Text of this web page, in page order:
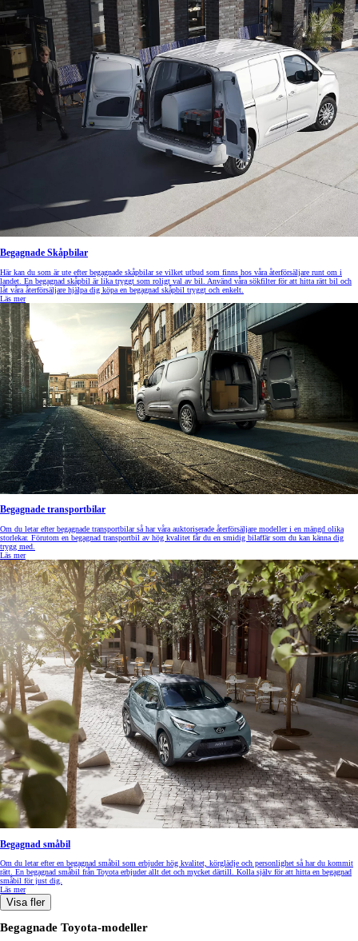
Begagnade Skåpbilar
Här kan du som är ute efter begagnade skåpbilar se vilket utbud som finns hos våra återförsäljare runt om i
landet. En begagnad skåpbil är lika tryggt som roligt val av bil. Använd våra sökfilter för att hitta rätt bil och
låt våra återförsäljare hjälpa dig köpa en begagnad skåpbil tryggt och enkelt.
Läs mer
Begagnade transportbilar
Om du letar efter begagnade transportbilar så har våra auktoriserade återförsäljare modeller i en mängd olika
storlekar. Förutom en begagnad transportbil av hög kvalitet får du en smidig bilaffär som du kan känna dig
trygg med.
Läs mer
Begagnad småbil
Om du letar efter en begagnad småbil som erbjuder hög kvalitet, körglädje och personlighet så har du kommit
rätt. En begagnad småbil från Toyota erbjuder allt det och mycket därtill. Kolla själv för att hitta en begagnad
småbil för just dig.
Läs mer
Visa fler
Begagnade Toyota-modeller